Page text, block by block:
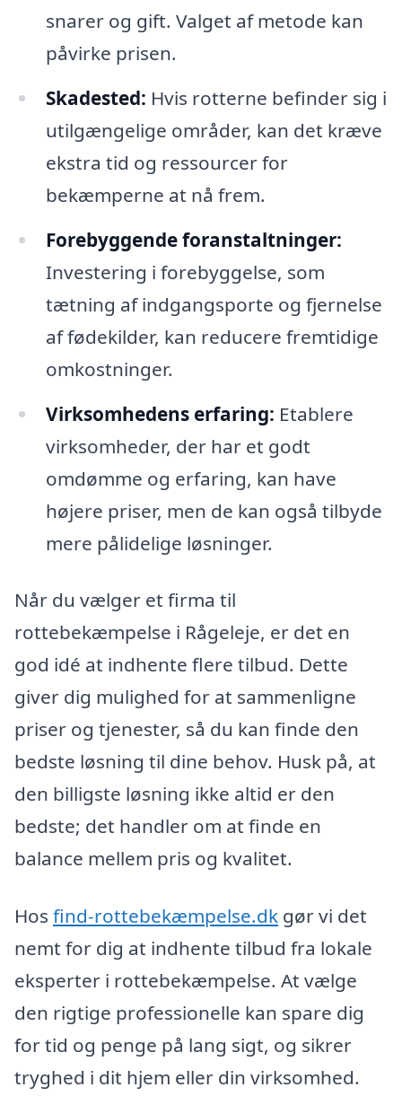
snarer og gift. Valget af metode kan
påvirke prisen.
Skadested: Hvis rotterne befinder sig i
utilgængelige områder, kan det kræve
ekstra tid og ressourcer for
bekæmperne at nå frem.
Forebyggende foranstaltninger:
Investering i forebyggelse, som
tætning af indgangsporte og fjernelse
af fødekilder, kan reducere fremtidige
omkostninger.
Virksomhedens erfaring: Etablere
virksomheder, der har et godt
omdømme og erfaring, kan have
højere priser, men de kan også tilbyde
mere pålidelige løsninger.
Når du vælger et firma til
rottebekæmpelse i Rågeleje, er det en
god idé at indhente flere tilbud. Dette
giver dig mulighed for at sammenligne
priser og tjenester, så du kan finde den
bedste løsning til dine behov. Husk på, at
den billigste løsning ikke altid er den
bedste; det handler om at finde en
balance mellem pris og kvalitet.
Hos find-rottebekæmpelse.dk gør vi det
nemt for dig at indhente tilbud fra lokale
eksperter i rottebekæmpelse. At vælge
den rigtige professionelle kan spare dig
for tid og penge på lang sigt, og sikrer
tryghed i dit hjem eller din virksomhed.